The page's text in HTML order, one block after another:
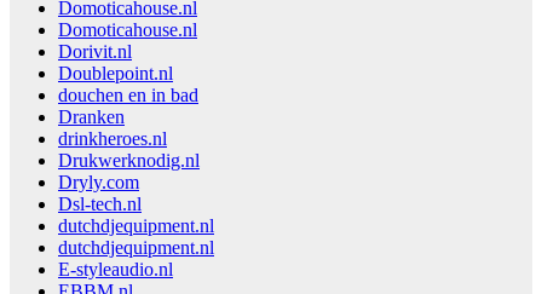
Domoticahouse.nl
Domoticahouse.nl
Dorivit.nl
Doublepoint.nl
douchen en in bad
Dranken
drinkheroes.nl
Drukwerknodig.nl
Dryly.com
Dsl-tech.nl
dutchdjequipment.nl
dutchdjequipment.nl
E-styleaudio.nl